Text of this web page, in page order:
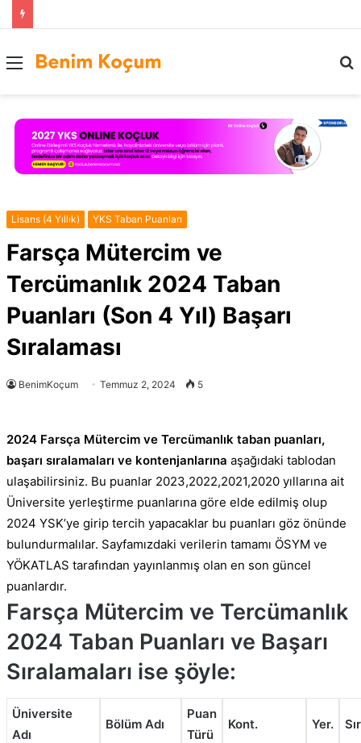
Menü
Lisans (4 Yıllık) YKS Taban Puanları
Farsça Mütercim ve
Tercümanlık 2024 Taban
Puanları (Son 4 Yıl) Başarı
Sıralaması
BenimKoçum Temmuz 2, 2024 5
2024 Farsça Mütercim ve Tercümanlık taban puanları,
başarı sıralamaları ve kontenjanlarına aşağıdaki tablodan
ulaşabilirsiniz. Bu puanlar 2023,2022,2021,2020 yıllarına ait
Üniversite yerleştirme puanlarına göre elde edilmiş olup
2024 YSK’ye girip tercih yapacaklar bu puanları göz önünde
bulundurmalılar. Sayfamızdaki verilerin tamamı ÖSYM ve
YÖKATLAS tarafından yayınlanmış olan en son güncel
puanlardır.
Farsça Mütercim ve Tercümanlık
2024 Taban Puanları ve Başarı
Sıralamaları ise şöyle:
Üniversite
Adı
Bölüm Adı
Puan
Türü
Kont. Yer.